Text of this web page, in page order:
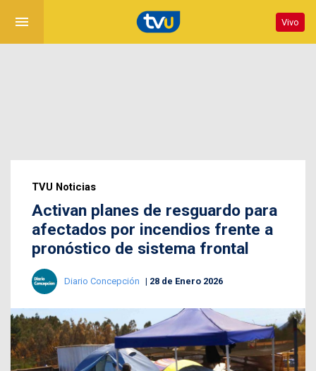
menu Vivo
TVU Noticias
Activan planes de resguardo para
afectados por incendios frente a
pronóstico de sistema frontal
Diario Concepción 28 de Enero 2026